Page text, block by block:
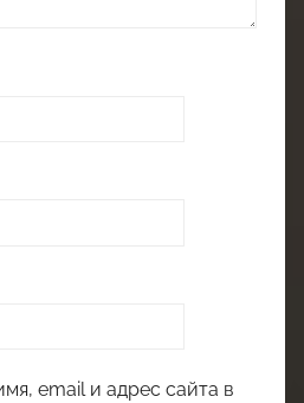
email и адрес сайта в